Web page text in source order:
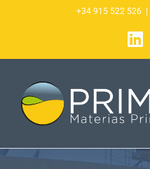
+34 915 522 526